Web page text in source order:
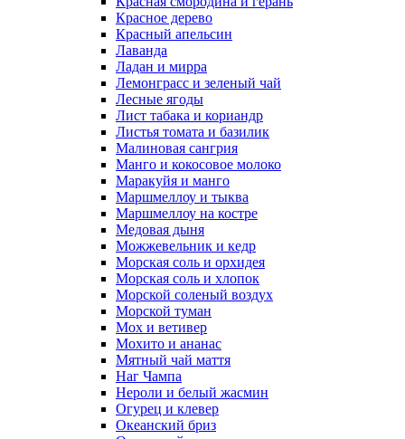
Красное дерево
Красный апельсин
Лаванда
Ладан и мирра
Лемонграсс и зеленый чай
Лесные ягоды
Лист табака и кориандр
Листья томата и базилик
Малиновая сангрия
Манго и кокосовое молоко
Маракуйя и манго
Маршмеллоу и тыква
Маршмеллоу на костре
Медовая дыня
Можжевельник и кедр
Морская соль и орхидея
Морская соль и хлопок
Морской соленый воздух
Морской туман
Мох и ветивер
Мохито и ананас
Мятный чай маття
Наг Чампа
Нероли и белый жасмин
Огурец и клевер
Океанский бриз